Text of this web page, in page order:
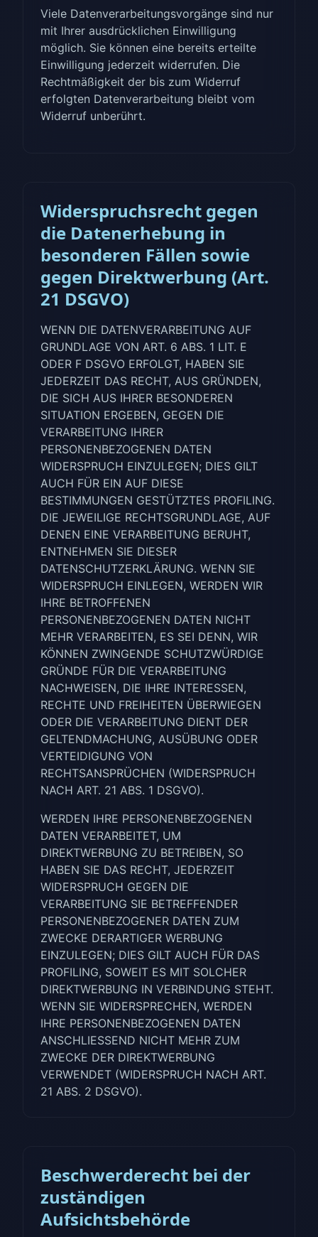
Viele Datenverarbeitungsvorgänge sind nur
mit Ihrer ausdrücklichen Einwilligung
möglich. Sie können eine bereits erteilte
Einwilligung jederzeit widerrufen. Die
Rechtmäßigkeit der bis zum Widerruf
erfolgten Datenverarbeitung bleibt vom
Widerruf unberührt.
Widerspruchsrecht gegen
die Datenerhebung in
besonderen Fällen sowie
gegen Direktwerbung (Art.
21 DSGVO)
WENN DIE DATENVERARBEITUNG AUF
GRUNDLAGE VON ART. 6 ABS. 1 LIT. E
ODER F DSGVO ERFOLGT, HABEN SIE
JEDERZEIT DAS RECHT, AUS GRÜNDEN,
DIE SICH AUS IHRER BESONDEREN
SITUATION ERGEBEN, GEGEN DIE
VERARBEITUNG IHRER
PERSONENBEZOGENEN DATEN
WIDERSPRUCH EINZULEGEN; DIES GILT
AUCH FÜR EIN AUF DIESE
BESTIMMUNGEN GESTÜTZTES PROFILING.
DIE JEWEILIGE RECHTSGRUNDLAGE, AUF
DENEN EINE VERARBEITUNG BERUHT,
ENTNEHMEN SIE DIESER
DATENSCHUTZERKLÄRUNG. WENN SIE
WIDERSPRUCH EINLEGEN, WERDEN WIR
IHRE BETROFFENEN
PERSONENBEZOGENEN DATEN NICHT
MEHR VERARBEITEN, ES SEI DENN, WIR
KÖNNEN ZWINGENDE SCHUTZWÜRDIGE
GRÜNDE FÜR DIE VERARBEITUNG
NACHWEISEN, DIE IHRE INTERESSEN,
RECHTE UND FREIHEITEN ÜBERWIEGEN
ODER DIE VERARBEITUNG DIENT DER
GELTENDMACHUNG, AUSÜBUNG ODER
VERTEIDIGUNG VON
RECHTSANSPRÜCHEN (WIDERSPRUCH
NACH ART. 21 ABS. 1 DSGVO).
WERDEN IHRE PERSONENBEZOGENEN
DATEN VERARBEITET, UM
DIREKTWERBUNG ZU BETREIBEN, SO
HABEN SIE DAS RECHT, JEDERZEIT
WIDERSPRUCH GEGEN DIE
VERARBEITUNG SIE BETREFFENDER
PERSONENBEZOGENER DATEN ZUM
ZWECKE DERARTIGER WERBUNG
EINZULEGEN; DIES GILT AUCH FÜR DAS
PROFILING, SOWEIT ES MIT SOLCHER
DIREKTWERBUNG IN VERBINDUNG STEHT.
WENN SIE WIDERSPRECHEN, WERDEN
IHRE PERSONENBEZOGENEN DATEN
ANSCHLIESSEND NICHT MEHR ZUM
ZWECKE DER DIREKTWERBUNG
VERWENDET (WIDERSPRUCH NACH ART.
21 ABS. 2 DSGVO).
Beschwerderecht bei der
zuständigen
Aufsichtsbehörde